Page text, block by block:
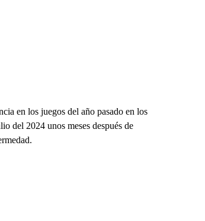
en los juegos del año pasado en los
del 2024 unos meses después de